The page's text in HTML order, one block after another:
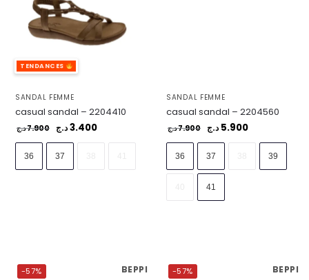
TENDANCES
SANDAL FEMME
casual sandal – 2204410
7.900د.ج 3.400د.ج
36 37
SANDAL FEMME
casual sandal – 2204560
7.900د.ج 5.900 د.ج
36 37 39
41
-57% BEPPI -57% BEPPI